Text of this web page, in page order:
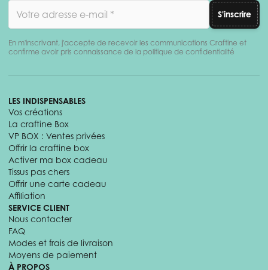
S'inscrire
En m'inscrivant, j'accepte de recevoir les communications Craftine et
confirme avoir pris connaissance de la politique de confidentialité
LES INDISPENSABLES
Vos créations
La craftine Box
VP BOX : Ventes privées
Offrir la craftine box
Activer ma box cadeau
Tissus pas chers
Offrir une carte cadeau
Affiliation
SERVICE CLIENT
Nous contacter
FAQ
Modes et frais de livraison
Moyens de paiement
À PROPOS